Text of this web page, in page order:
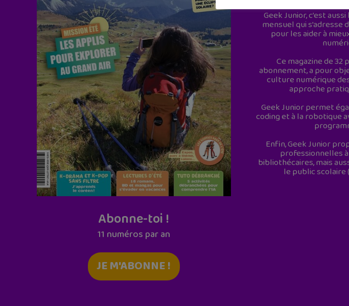
Abonne-toi !
11 numéros par an
JE M'ABONNE !
Geek Junior, c’est
mensuel qui
pour les aider à
Ce magazine de 32
abonnement, a pour
culture numérique
approche
Geek Junior permet
coding et à la robotique
Enfin, Geek Junior
professionnelles
bibliothécaires, mais
le public scolaire